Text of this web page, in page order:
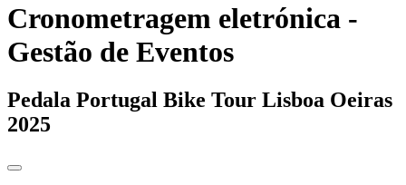
Cronometragem eletrónica -
Gestão de Eventos
Pedala Portugal Bike Tour Lisboa Oeiras
2025